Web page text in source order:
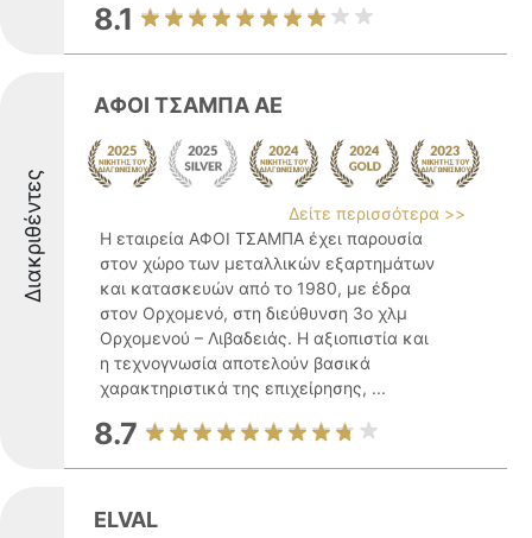
8.1
Διακριθέντες
ΑΦΟΙ ΤΣΑΜΠΑ ΑΕ
Δείτε περισσότερα >>
Η εταιρεία ΑΦΟΙ ΤΣΑΜΠΑ έχει παρουσία
στον χώρο των μεταλλικών εξαρτημάτων
και κατασκευών από το 1980, με έδρα
στον Ορχομενό, στη διεύθυνση 3ο χλμ
Ορχομενού – Λιβαδειάς. Η αξιοπιστία και
η τεχνογνωσία αποτελούν βασικά
χαρακτηριστικά της επιχείρησης, ...
8.7
ELVAL